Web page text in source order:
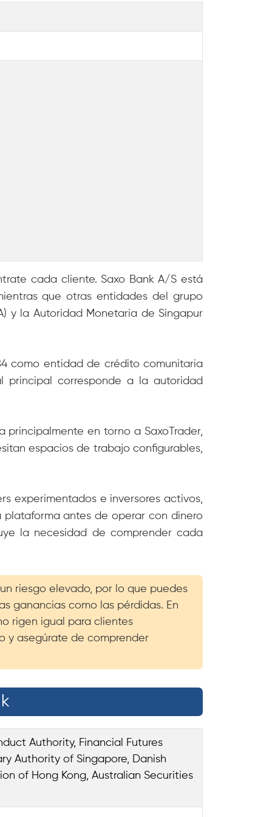
cada cliente. Saxo Bank A/S está
que otras entidades del grupo
y la Autoridad Monetaria de Singapur
como entidad de crédito comunitaria
principal corresponde a la autoridad
en torno a SaxoTrader,
espacios de trabajo configurables,
experimentados e inversores activos,
antes de operar con dinero
la necesidad de comprender cada
riesgo elevado, por lo que puedes
ganancias como las pérdidas. En
rigen igual para clientes
y asegúrate de comprender
Authority, Financial Futures
Authority of Singapore, Danish
of Hong Kong, Australian Securities